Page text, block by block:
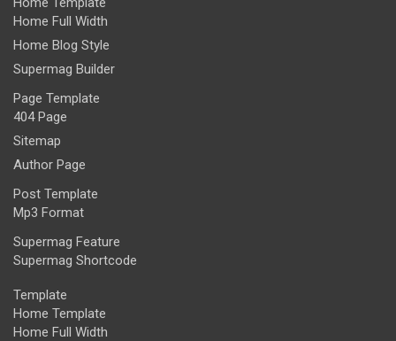
Home Full Width
Home Blog Style
Supermag Builder
Page Template
404 Page
Sitemap
Author Page
Post Template
Mp3 Format
Supermag Feature
Supermag Shortcode
Template
Home Template
Home Full Width